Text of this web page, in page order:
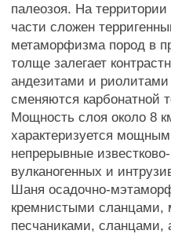
палеозоя. На
части сложен
метаморфизма пород в
толще залегает
андезитами и
сменяются карбонатной
Мощность слоя около 8
характеризуется
непрерывные
вулканогенных и
Шаня осадочно-
кремнистыми сланцами,
песчаниками, сланцами,